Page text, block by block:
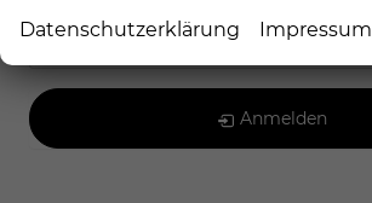
Anmelden
Datenschutzerklärung Impressum